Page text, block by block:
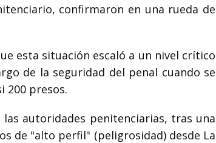
confirmaron en una rueda de
esta situación escaló a un nivel crítico
de la seguridad del penal cuando se
200 presos.
autoridades penitenciarias, tras una
de "alto perfil" (peligrosidad) desde La